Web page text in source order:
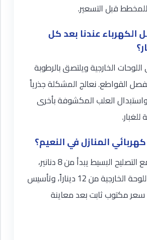
قبل التسعير.
الكهرباء عندنا بعد كل
اللوحات الخارجية ويلتصق بالرطوبة
القواطع. نعالج المشكلة جذرياً
العلب المكشوفة بأخرى
المنازل في النعيم؟
كشف العطل مع التصليح البسيط يبدأ من 8 دنانير،
وتنظيف وعزل اللوحة الخارجية من 12 ديناراً، وتأسيس
مكتوب ثابت بعد معاينة